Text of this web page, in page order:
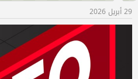
29 أبريل 2026